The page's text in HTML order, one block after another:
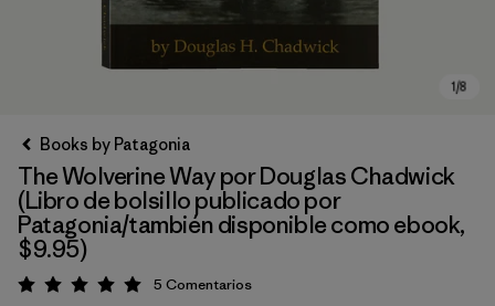
Books by Patagonia
The Wolverine Way por Douglas Chadwick
(Libro de bolsillo publicado por
Patagonia/también disponible como ebook,
$9.95)
Valoración: 5 / 5
5 Comentarios